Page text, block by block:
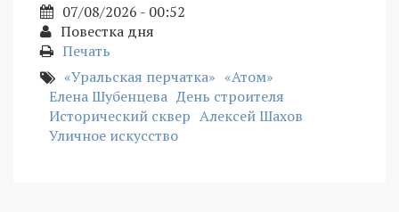
07/08/2026 - 00:52
Повестка дня
Печать
«Уральская перчатка» «Атом»
Елена Шубенцева День строителя
Исторический сквер Алексей Шахов
Уличное искусство